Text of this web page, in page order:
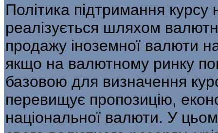
Політика підтримання курсу
реалізується шляхом
продажу іноземної валюти
якщо на валютному ринку
базовою для визначення
перевищує пропозицію,
національної валюти. У